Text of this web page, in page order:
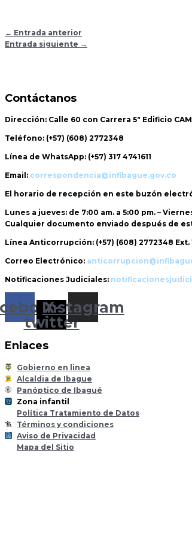
← Entrada anterior
Entrada siguiente →
Contáctanos
Dirección: Calle 60 con Carrera 5ª Edificio
Teléfono: (+57) (608) 2772348
Línea de WhatsApp: (+57) 317 4741611
Email: correspondencia@infibague.gov.co
El horario de recepción en este buzón
Lunes a jueves: de 7:00 am. a 5:00 pm. –
Cualquier documento enviado después de
Línea Anticorrupción: (+57) (608) 2772348 Ext.
Correo Electrónico:
Notificaciones Judiciales:
X-
twitter
Instagram
Enlaces
Gobierno en linea
Alcaldia de Ibague
Panóptico de Ibagué
Zona infantil
Política Tratamiento de Datos
Términos y condiciones
Aviso de Privacidad
Mapa del Sitio